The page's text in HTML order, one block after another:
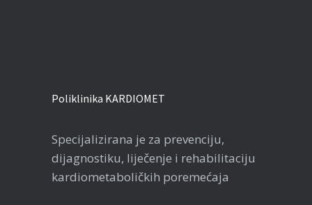
Poliklinika KARDIOMET
Specijalizirana je za prevenciju,
dijagnostiku, liječenje i rehabilitaciju
kardiometaboličkih poremećaja